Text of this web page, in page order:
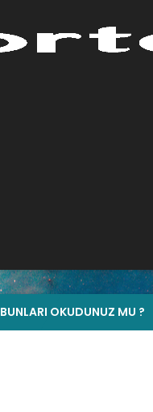
BUNLARI OKUDUNUZ MU ?